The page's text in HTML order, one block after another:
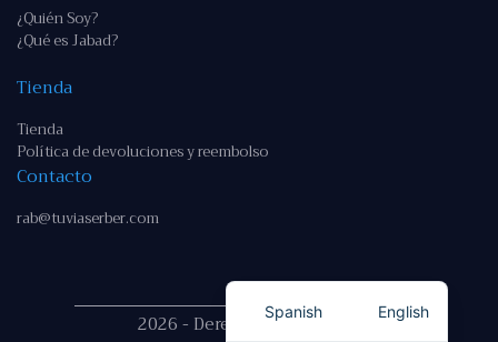
¿Quién Soy?
¿Qué es Jabad?
Tienda
Tienda
Política de devoluciones y reembolso
Contacto
rab@tuviaserber.com
2026 - Derechos reservados
Spanish English